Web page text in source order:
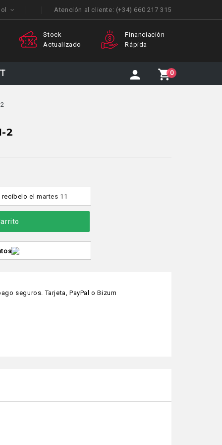
Atención al cliente: (+34) 660 217 315
Financiación
Rápida
Atención
0
2
recíbeloel martes 11
seguros. Tarjeta, PayPal o Bizum